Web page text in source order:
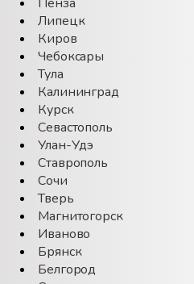
Липецк
Киров
Чебоксары
Тула
Калининград
Курск
Севастополь
Улан-Удэ
Ставрополь
Сочи
Тверь
Магнитогорск
Иваново
Брянск
Белгород